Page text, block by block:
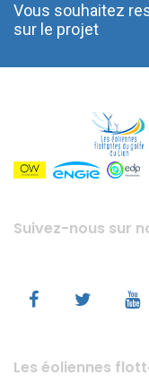
Vous souhaitez
sur le projet
Suivez-nous sur
Les éoliennes